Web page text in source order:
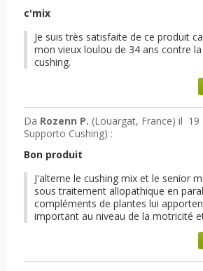
c'mix
Je suis très satisfaite de ce produit
mon vieux loulou de 34 ans contre
cushing.
Da Rozenn P. (Louargat, France) il 19
Supporto Cushing) :
Bon produit
J'alterne le cushing mix et le senior
sous traitement allopathique en
compléments de plantes lui
important au niveau de la motricité